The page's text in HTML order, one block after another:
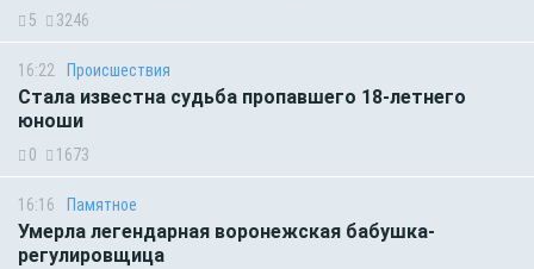
5 3246
16:22 Происшествия
Стала известна судьба пропавшего 18-летнего
юноши
0 1673
16:16 Памятное
Умерла легендарная воронежская бабушка-
регулировщица